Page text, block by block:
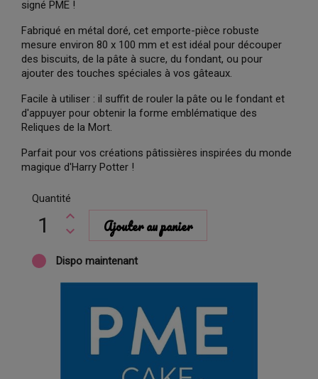
signé PME !
Fabriqué en métal doré, cet emporte-pièce robuste
mesure environ 80 x 100 mm et est idéal pour découper
des biscuits, de la pâte à sucre, du fondant, ou pour
ajouter des touches spéciales à vos gâteaux.
Facile à utiliser : il suffit de rouler la pâte ou le fondant et
d'appuyer pour obtenir la forme emblématique des
Reliques de la Mort.
Parfait pour vos créations pâtissières inspirées du monde
magique d'Harry Potter !
Quantité
Ajouter au panier
Dispo maintenant